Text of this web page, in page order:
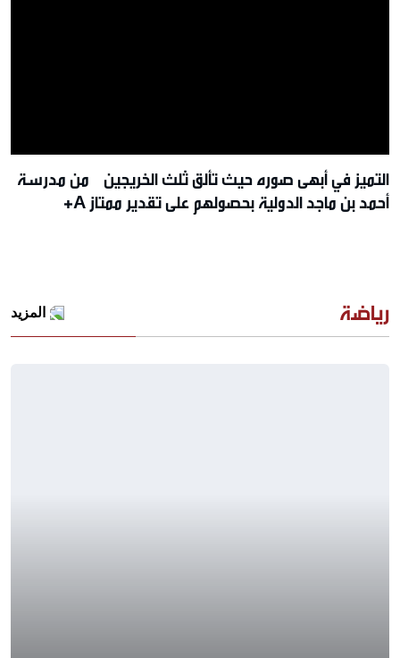
التميز في أبهى صوره حيث تألق ثلث الخريجين من مدرسة
أحمد بن ماجد الدولية بحصولهم على تقدير ممتاز A+
رياضة المزيد